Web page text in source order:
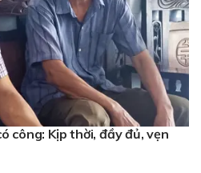
công: Kịp thời, đầy đủ, vẹn